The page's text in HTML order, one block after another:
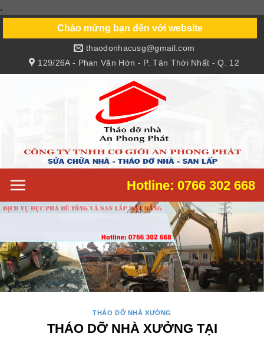
.
content
Chào mừng bạn đến với website
129/26A - Phan Văn Hớn - P. Tân Thới Nhất - Q. 12
thaodonhacusg@gmail.com
Hotline: 0766 302 668
THÁO DỠ NHÀ XƯỞNG
THÁO DỠ NHÀ XƯỞNG TẠI